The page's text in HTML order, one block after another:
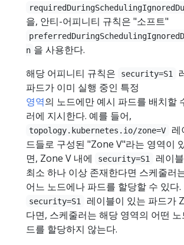
을, 안티-어피니티 규칙은 "소프트"
n 을 사용한다.
해당 어피니티 규칙은
security=S1
파드가 이미 실행 중인 특정
영역의 노드에만 예시 파드를 배치할
러에 지시한다. 예를 들어,
topology.kubernetes.io/zone=V
레
드들로 구성된 "Zone V"라는 영역이
면, Zone V 내에
security=S1
레이
최소 하나 이상 존재한다면 스케줄러
어느 노드에나 파드를 할당할 수 있다.
security=S1
레이블이 있는 파드가
다면, 스케줄러는 해당 영역의 어떤
드를 할당하지 않는다.